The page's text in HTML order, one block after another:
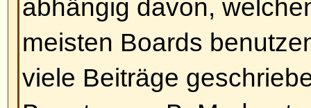
Sie sie nicht sehen können,
nicht die erforderlichen Rechte).
für Ihre Umfrage angeben und
Antwortmöglichkeiten (um eine